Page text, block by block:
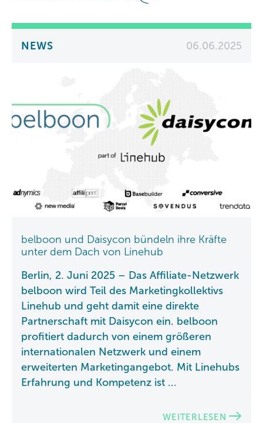
NEWS 06.06.2025
belboon und Daisycon bündeln ihre Kräfte
unter dem Dach von Linehub
Berlin, 2. Juni 2025 – Das Affiliate-Netzwerk
belboon wird Teil des Marketingkollektivs
Linehub und geht damit eine direkte
Partnerschaft mit Daisycon ein. belboon
profitiert dadurch von einem größeren
internationalen Netzwerk und einem
erweiterten Marketingangebot. Mit Linehubs
Erfahrung und Kompetenz ist ...
WEITERLESEN